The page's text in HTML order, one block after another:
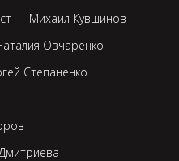
— Михаил Кувшинов
Овчаренко
Степаненко